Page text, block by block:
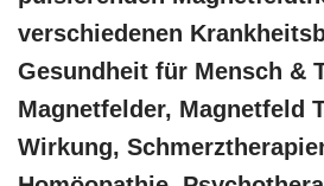
verschiedenen
Gesundheit für Mensch &
Magnetfelder, Magnetfeld
Wirkung,